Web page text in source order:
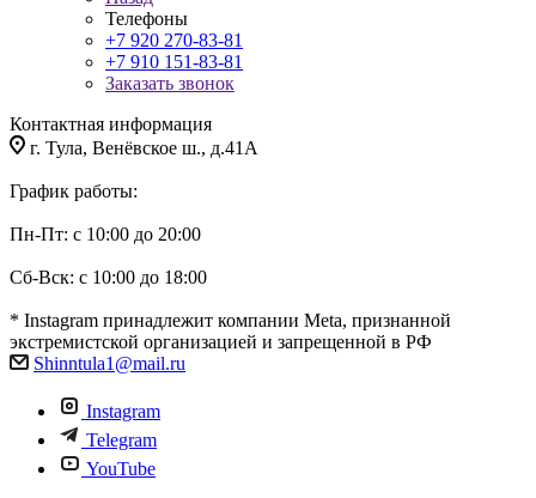
Телефоны
+7 920 270-83-81
+7 910 151-83-81
Заказать звонок
Контактная информация
г. Тула, Венёвское ш., д.41А
График работы:
Пн-Пт: с 10:00 до 20:00
Сб-Вск: с 10:00 до 18:00
* Instagram принадлежит компании Meta, признанной
экстремистской организацией и запрещенной в РФ
Shinntula1@mail.ru
Instagram
Telegram
YouTube